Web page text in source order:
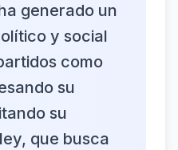
generado un
y social
como
su
su
que busca